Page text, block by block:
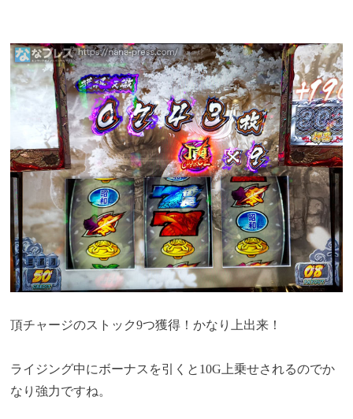
頂チャージのストック9つ獲得！かなり上出来！
ライジング中にボーナスを引くと10G上乗せされるのでか
なり強力ですね。